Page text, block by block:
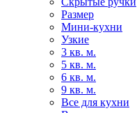
Размер
Мини-кухни
Узкие
3 кв. м.
5 кв. м.
6 кв. м.
9 кв. м.
Все для кухни